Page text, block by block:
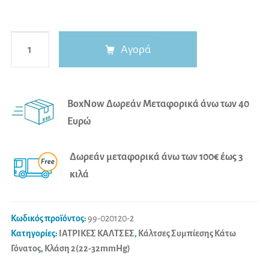
Ιατρικές
22-
Κλάση
2
Traditional
503
Κάτω
Αγορά
t
n
a
i
v
e
BoxNow Δωρεάν Μεταφορικά άνω των 40
Ευρώ
Δωρεάν μεταφορικά άνω των 100€ έως 3
κιλά
Κωδικός προϊόντος:99-020120-2
Κατηγορίες: ΙΑΤΡΙΚΕΣ ΚΑΛΤΣΕΣ, Κάλτσες Συμπίεσης Κάτω
Γόνατος, Κλάση 2(22-32mmHg)